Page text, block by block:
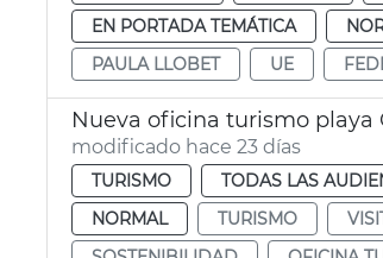
EN PORTADA TEMÁTICA
PAULA LLOBET
UE
Nueva oficina turismo playa
modificado hace 23 días
TURISMO TODAS LAS
NORMAL
TURISMO